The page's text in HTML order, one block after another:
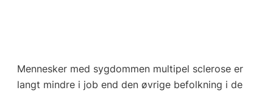
Mennesker med sygdommen multipel sclerose er
langt mindre i job end den øvrige befolkning i de